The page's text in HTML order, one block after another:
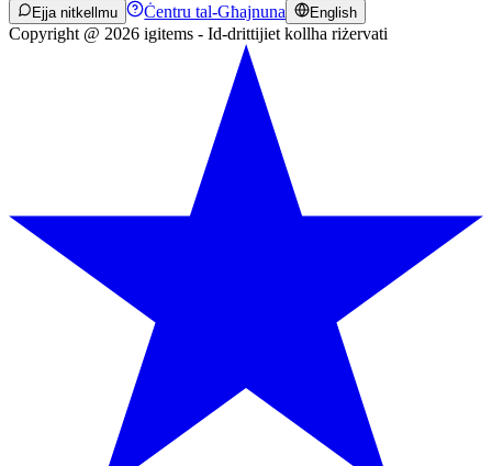
Ejja nitkellmu Ċentru tal-Għajnuna English
Copyright @ 2026 igitems - Id-drittijiet kollha riżervati